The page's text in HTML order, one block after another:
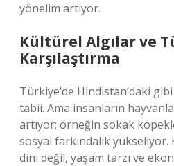
yönelim artıyor.
Kültürel Algılar ve
Karşılaştırma
Türkiye’de Hindistan’daki
tabii. Ama insanların
artıyor; örneğin sokak
sosyal farkındalık
dini değil, yaşam tarzı ve